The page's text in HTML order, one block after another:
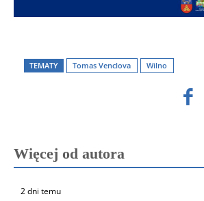
TEMATY Tomas Venclova Wilno
Więcej od autora
2 dni temu